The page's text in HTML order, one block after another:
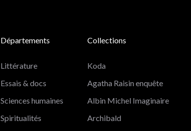
Départements
Littérature
Essais & docs
Sciences humaines
Spiritualités
Collections
Koda
Agatha Raisin enquête
Albin Michel Imaginaire
Archibald